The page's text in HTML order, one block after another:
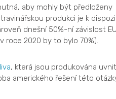
aby mohly být předloženy
produkci je k
dnešní 50%-ní závislost
roce 2020 by to bylo 70%).
, která jsou produkována
amerického řešení této